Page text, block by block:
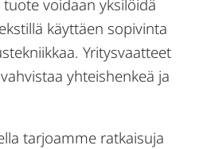
tuote voidaan yksilöidä
käyttäen sopivinta
Yritysvaatteet
yhteishenkeä ja
tarjoamme ratkaisuja